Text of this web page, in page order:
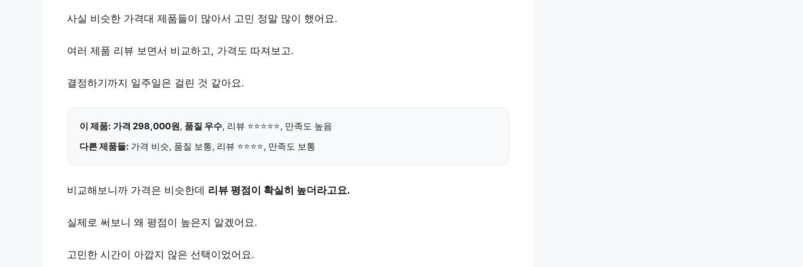
사실 비슷한 가격대 제품들이 많아서 고민 정말 많이 했어요.
여러 제품 리뷰 보면서 비교하고, 가격도 따져보고.
결정하기까지 일주일은 걸린 것 같아요.
이 제품: 가격 298,000원, 품질 우수, 리뷰 ⭐⭐⭐⭐⭐, 만족도 높음
다른 제품들: 가격 비슷, 품질 보통, 리뷰 ⭐⭐⭐⭐, 만족도 보통
비교해보니까 가격은 비슷한데 리뷰 평점이 확실히 높더라고요.
실제로 써보니 왜 평점이 높은지 알겠어요.
고민한 시간이 아깝지 않은 선택이었어요.